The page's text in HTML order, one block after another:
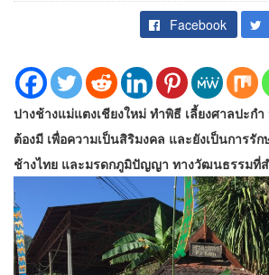
Facebook
ปางช้างแม่แตงเชียงใหม่ ทำพิธี เลี้ยงศาลปะก
ต้องมี เพื่อความเป็นสิริมงคล และยังเป็นการรั
ช้างไทย และมรดกภูมิปัญญา ทางวัฒนธรรมที่